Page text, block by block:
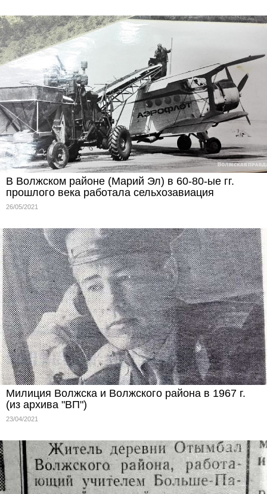
В Волжском районе (Марий Эл) в 60-80-ые гг.
прошлого века работала сельхозавиация
26/05/2021
Милиция Волжска и Волжского района в 1967 г.
(из архива "ВП")
23/04/2021